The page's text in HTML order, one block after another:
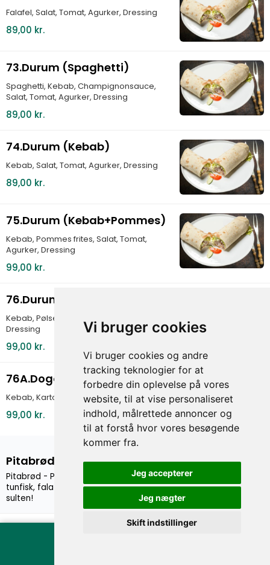
Vi bruger cookies
Vi bruger cookies og andre
tracking teknologier for at
forbedre din oplevelse på vores
website, til at vise personaliseret
indhold, målrettede annoncer og
til at forstå hvor vores besøgende
kommer fra.
Jeg accepterer
Jeg nægter
Skift indstillinger
Falafel, Salat, Tomat, Agurker, Dressing
89,00 kr.
73.Durum (Spaghetti)
Spaghetti, Kebab, Champignonsauce,
Salat, Tomat, Agurker, Dressing
89,00 kr.
74.Durum (Kebab)
Kebab, Salat, Tomat, Agurker, Dressing
89,00 kr.
75.Durum (Kebab+Pommes)
Kebab, Pommes frites, Salat, Tomat,
Agurker, Dressing
99,00 kr.
76.Durum (Kebab+Pølser)
Kebab, Pølse, Salat, Tomat, Agurker,
Dressing
99,00 kr.
76A.Dogan special
Kebab, Kartoffel, Hvidløg, Salat, Dressing
99,00 kr.
Pitabrød
Pitabrød - Prøv vores lækre pitabrød med kebab, kylling, rejer,
tunfisk, falafel eller skinke. En smagfuld og hurtig løsning til
sulten!